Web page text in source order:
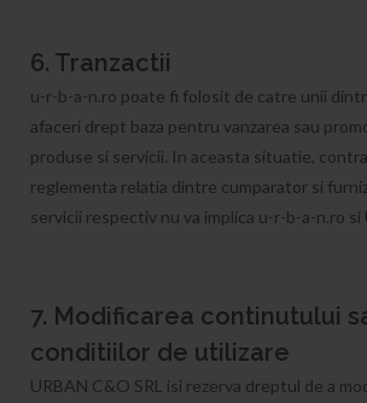
6. Tranzactii
u-r-b-a-n.ro poate fi folosit de catre unii
afaceri drept baza pentru vanzarea sau
produse si servicii. In aceasta situatie,
reglementa relatia dintre cumparator si
servicii respectiv nu va implica u-r-b-a-n.ro si
7. Modificarea continutului
conditiilor de utilizare
URBAN C&O SRL isi rezerva dreptul de a